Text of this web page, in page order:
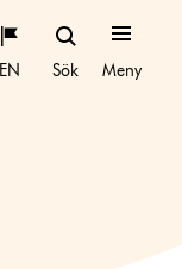
EN Sök Meny